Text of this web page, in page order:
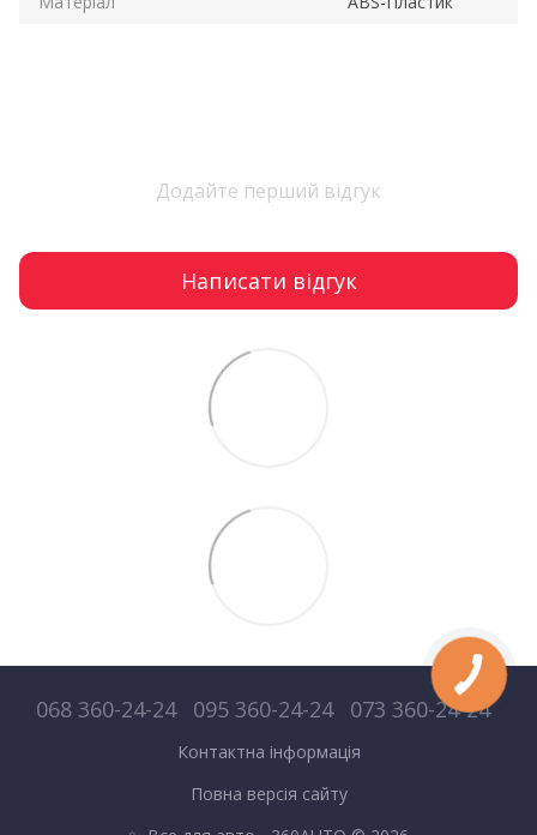
Додайте перший відгук
Написати відгук
068 360-24-24 095 360-24-24 073 360-24-24
Контактна інформація
Повна версія сайту